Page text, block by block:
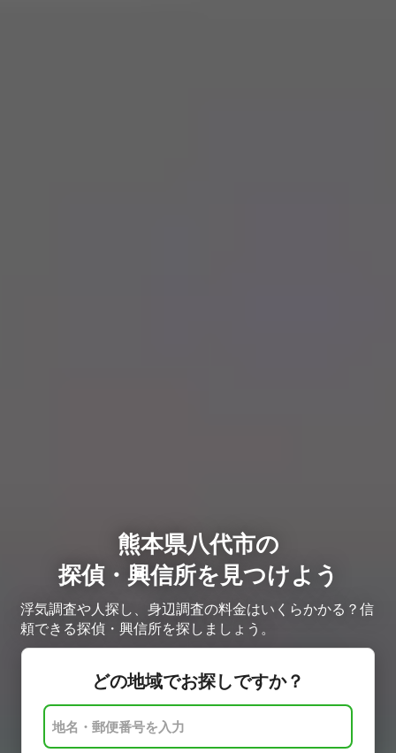
熊本県八代市の
探偵・興信所を見つけよう
浮気調査や人探し、身辺調査の料金はいくらかかる？信
頼できる探偵・興信所を探しましょう。
どの地域でお探しですか？